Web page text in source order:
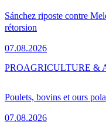
Sánchez riposte contre
rétorsion
07.08.2026
Poulets, bovins et ours
07.08.2026
PROAGRICULTURE &